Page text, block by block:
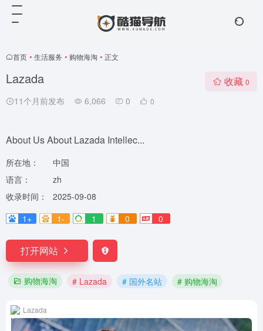
首页 • 生活服务 • 购物海淘 • 正文
Lazada
11个月前发布 6,066 0 0
收藏 0
About Us About Lazada Intellec...
所在地：
中国
语言：
zh
收录时间：
2025-09-08
1+
1- 1 0 0
打开网站
购物海淘 # Lazada # 国外名站 # 购物海淘
Lazada